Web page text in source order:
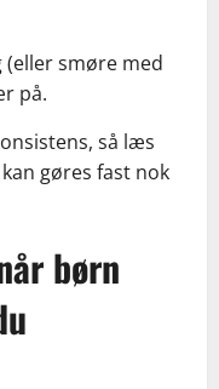
smøre med
på.
så læs
gøres fast nok
børn